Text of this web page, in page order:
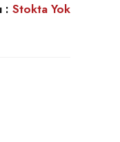
: Stokta Yok